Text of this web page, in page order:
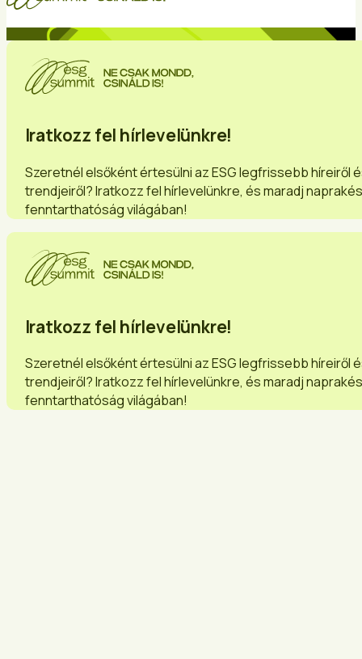
Iratkozz fel hírlevelünkre!
Szeretnél elsőként értesülni az ESG legfrissebb híreiről
trendjeiről? Iratkozz fel hírlevelünkre, és maradj
fenntarthatóság világában!
Iratkozz fel hírlevelünkre!
Szeretnél elsőként értesülni az ESG legfrissebb híreiről
trendjeiről? Iratkozz fel hírlevelünkre, és maradj
fenntarthatóság világában!